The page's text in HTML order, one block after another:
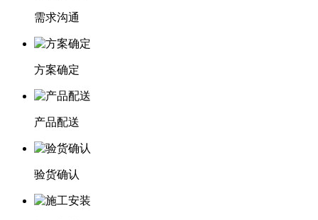
需求沟通
方案确定
产品配送
验货确认